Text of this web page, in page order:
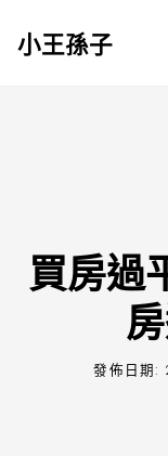
小王孫子
買房過
發佈日期: